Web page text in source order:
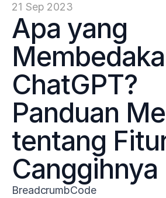
21 Sep 2023
Apa yang
ChatGPT?
Panduan
tentang
Canggihnya
BreadcrumbCode